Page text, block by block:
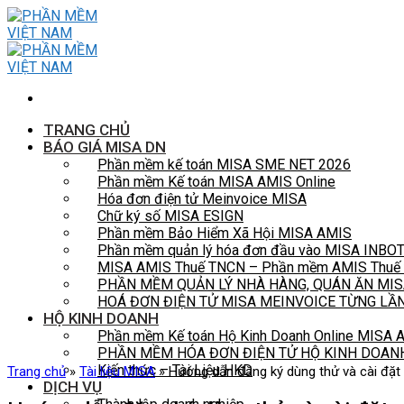
Skip
to
content
TRANG CHỦ
BÁO GIÁ MISA DN
Phần mềm kế toán MISA SME NET 2026
Phần mềm Kế toán MISA AMIS Online
Hóa đơn điện tử Meinvoice MISA
Chữ ký số MISA ESIGN
Phần mềm Bảo Hiểm Xã Hội MISA AMIS
Phần mềm quản lý hóa đơn đầu vào MISA INBOT
MISA AMIS Thuế TNCN – Phần mềm AMIS Thuế
PHẦN MỀM QUẢN LÝ NHÀ HÀNG, QUÁN ĂN
HOÁ ĐƠN ĐIỆN TỬ MISA MEINVOICE TỪNG
HỘ KINH DOANH
Phần mềm Kế toán Hộ Kinh Doanh Online MISA
PHẦN MỀM HÓA ĐƠN ĐIỆN TỬ HỘ KINH
Kiến thức – Tài Liệu HKD
DỊCH VỤ
Trang chủ» Tài liệu MISA»Hướng dẫn đăng ký dùng thử và cài